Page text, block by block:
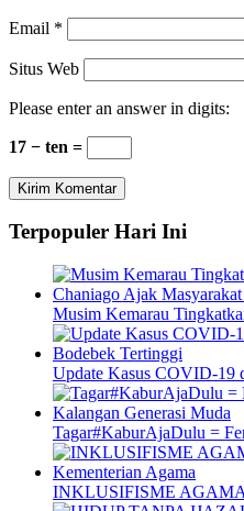
Email *
Situs Web
Please enter an answer in digits:
17 − ten =
Terpopuler Hari Ini
Musim Kemarau
Update Kasus COVID-19
Tagar#KaburAjaDulu =
INKLUSIFISME